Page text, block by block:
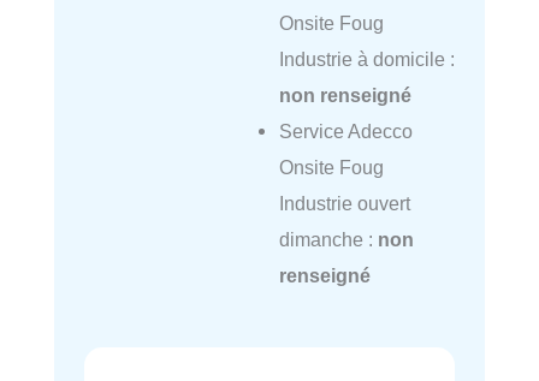
Onsite Foug
Industrie à domicile :
non renseigné
Service Adecco
Onsite Foug
Industrie ouvert
dimanche : non
renseigné